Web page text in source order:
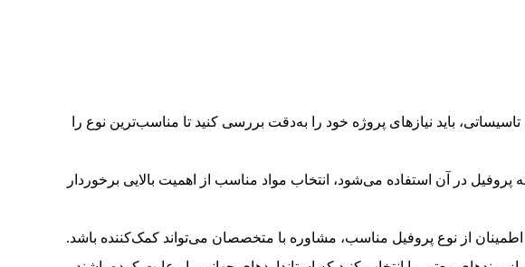
باید نیازهای پروژه خود را به‌دقت بررسی کنید تا مناسب‌ترین نوع را
در آن استفاده می‌شود، انتخاب مواد مناسب از اهمیت بالایی برخوردار
از نوع پروفیل مناسب، مشاوره با متخصصان می‌تواند کمک‌کننده باشد.